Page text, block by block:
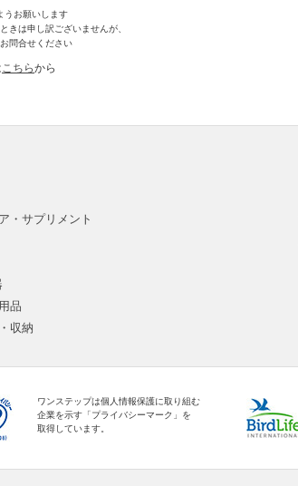
うお願いします
きは申し訳ございませんが、
問合せください
こちらから
・サプリメント
品
収納
ワンステップは個人情報保護に取り組む
企業を示す「プライバシーマーク」を
取得しています。